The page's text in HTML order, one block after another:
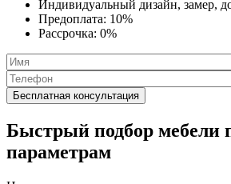
Индивидуальный дизайн, замер,
Предоплата: 10%
Рассрочка: 0%
Быстрый подбор мебели
параметрам